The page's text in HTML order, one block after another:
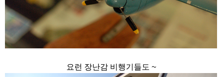
요런 장난감 비행기들도 ~